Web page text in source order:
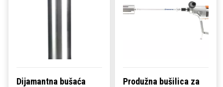
Dijamantna bušaća
Produžna bušilica za